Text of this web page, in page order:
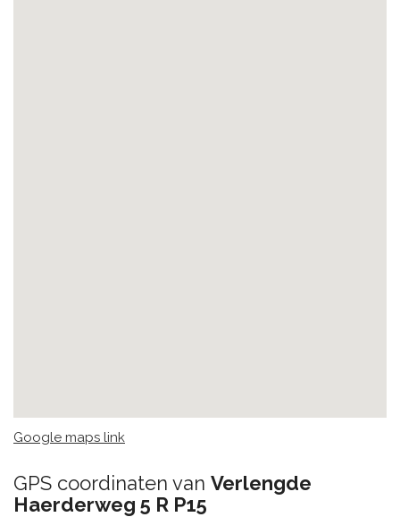
Google maps link
GPS coordinaten van Verlengde
Haerderweg 5 R P15